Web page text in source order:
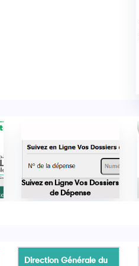
Suivez en Ligne Vos Dossiers
de Dépense
Direction Générale du